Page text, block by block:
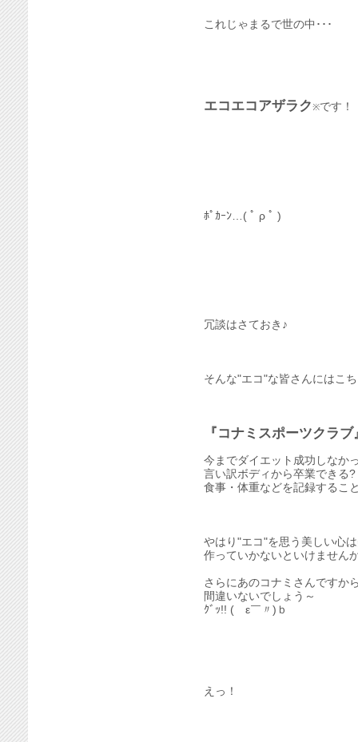
これじゃまるで世の中･･･
エコエコアザラク※です！
ﾎﾟｶｰﾝ…( ﾟ ρ ﾟ )
冗談はさておき♪
そんな"エコ"な皆さんにはこ
『コナミスポーツクラブ
今までダイエット成功しなか
言い訳ボディから卒業できる?
食事・体重などを記録するこ
やはり"エコ"を思う美しい心
作っていかないといけません
さらにあのコナミさんですか
間違いないでしょう～
ｸﾞｯ!! (￣ε￣〃)ｂ
えっ！